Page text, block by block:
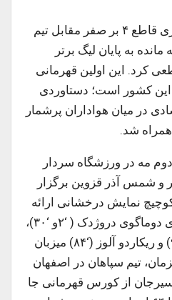
تیم فوتبال تراکتور با پیروزی قاطع ۴ بر صفر مقابل تیم
به پایان لیگ برتر
کرد. این اولین قهرمانی
این کشور است؛ دستاوردی
در میان هواداران پرشمار
شد.
مه در ورزشگاه سردار
و شمس آذر قزوین برگزار
نمایش درخشانی ارائه
داده و با چهار گل و گل‌های دوماگوی دروژدک ( ‘۲و ‘۳۰)،
امیرحسین حسین‌زاده (‘۹) و ریکاردو آلوز (‘۸۴) میزبان
تیم سپاهان در اصفهان
از کورس قهرمانی جا